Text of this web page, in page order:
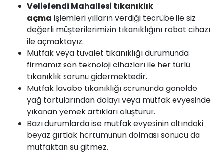
Veliefendi Mahallesi tıkanıklık
açma işlemleri yılların verdiği tecrübe ile siz
değerli müşterilerimizin tıkanıklığını robot cihazı
ile açmaktayız.
Mutfakveya tuvalet tıkanıklığıdurumunda
firmamız son teknoloji cihazları ile her türlü
tıkanıklık sorunugidermektedir.
Mutfak lavabo tıkanıklığı sorununda genelde
yağ tortularından dolayı veya mutfak evyesinde
yıkanan yemek artıkları oluşturur.
Bazı durumlarda ise mutfak evyesinin altındaki
beyaz gırtlak hortumunun dolması sonucu da
mutfaktansugitmez.